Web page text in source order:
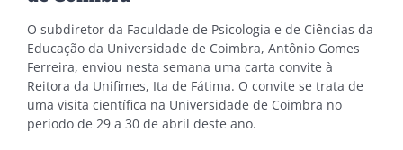
O subdiretor da Faculdade de Psicologia e de Ciências da
Educação da Universidade de Coimbra, Antônio Gomes
Ferreira, enviou nesta semana uma carta convite à
Reitora da Unifimes, Ita de Fátima. O convite se trata de
uma visita científica na Universidade de Coimbra no
período de 29 a 30 de abril deste ano.